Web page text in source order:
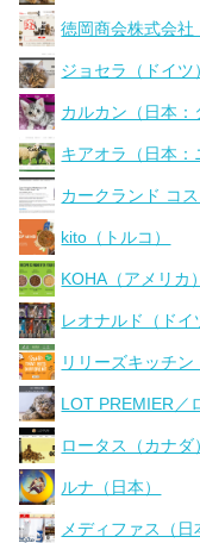
徳岡商会株式会社
ジョセラ（ドイツ
カルカン（日本：
キアオラ（日本：
カークランド コ
kito（トルコ）
KOHA（アメリカ）
レオナルド（ドイ
リリーズキッチン
LOT PREMIER／
ロータス（カナダ
ルナ（日本）
メディファス（日